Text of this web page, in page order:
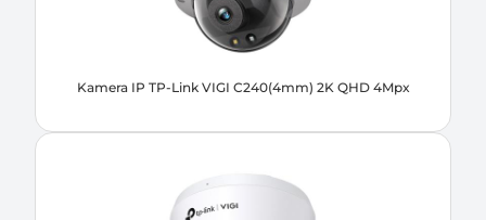
Kamera IP TP-Link VIGI C240(4mm) 2K QHD 4Mpx